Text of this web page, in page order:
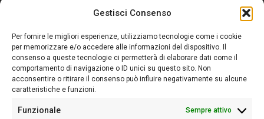
Gestisci Consenso
Per fornire le migliori esperienze, utilizziamo tecnologie come i cookie
per memorizzare e/o accedere alle informazioni del dispositivo. Il
consenso a queste tecnologie ci permetterà di elaborare dati come il
comportamento di navigazione o ID unici su questo sito. Non
acconsentire o ritirare il consenso può influire negativamente su alcune
caratteristiche e funzioni.
Funzionale Sempre attivo
Sardegna Ieri-Oggi-Domani nasce per informare “liberamente” i
lettori su quanto accade in Sardegna, con un occhio rivolto al
nostro passato e, soprattutto, al nostro futuro
Follow Us